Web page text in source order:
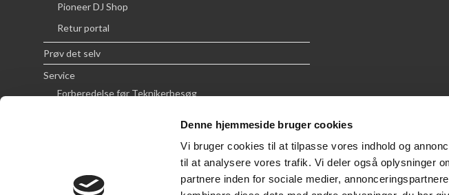
Denne hjemmeside bruger cookies
Vi bruger cookies til at tilpasse vores indhold og
til at analysere vores trafik. Vi deler også oplysninger
partnere inden for sociale medier,
Pioneer DJ Shop
Retur portal
Prøv det selv
Service
Forberedelse før Teknikerbesøg
Handelsbetingelser